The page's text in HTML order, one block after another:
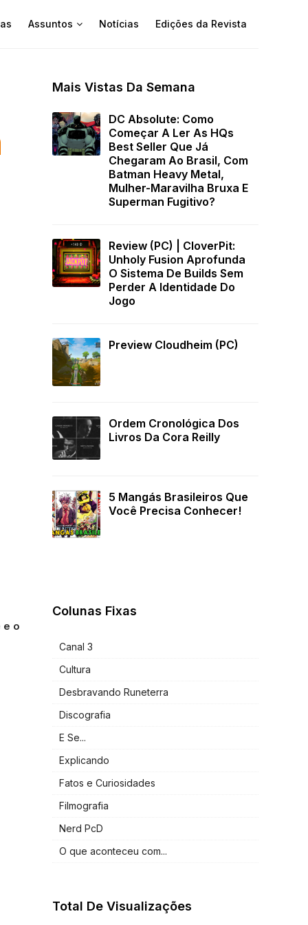
Assuntos Notícias Edições da Revista
e o
Mais Vistas Da Semana
DC Absolute: Como
Começar A Ler As HQs
Best Seller Que Já
Chegaram Ao Brasil, Com
Batman Heavy Metal,
Mulher-Maravilha Bruxa E
Superman Fugitivo?
Review (PC) | CloverPit:
Unholy Fusion Aprofunda
O Sistema De Builds Sem
Perder A Identidade Do
Jogo
Preview Cloudheim (PC)
Ordem Cronológica Dos
Livros Da Cora Reilly
5 Mangás Brasileiros Que
Você Precisa Conhecer!
Colunas Fixas
Canal 3
Cultura
Desbravando Runeterra
Discografia
E Se...
Explicando
Fatos e Curiosidades
Filmografia
Nerd PcD
O que aconteceu com...
Total De Visualizações